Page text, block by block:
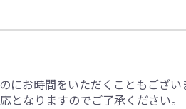
にお時間をいただくこともござい
となりますのでご了承ください。